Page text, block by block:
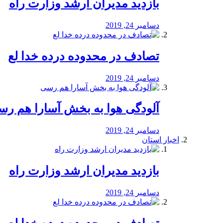
بازدید مدیران ارشد وزارت راه
دسامبر 24, 2019
تصادف در محدوده درده خدا لع
دسامبر 24, 2019
آلودگی هوا به بخش آسارا هم
دسامبر 24, 2019
اخبار استان
بازدید مدیران ارشد وزارت راه
دسامبر 24, 2019